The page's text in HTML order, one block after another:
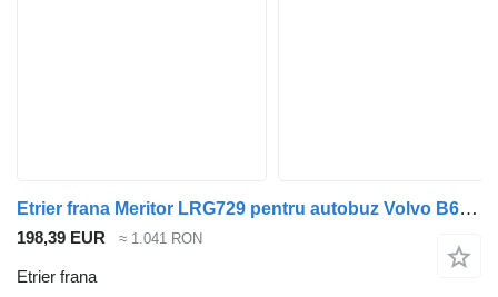
Etrier frana Meritor LRG729 pentru autobuz Volvo B6, B7, B9, B10, B12 bus (1978-2011)
198,39 EUR ≈ 1.041 RON
Etrier frana